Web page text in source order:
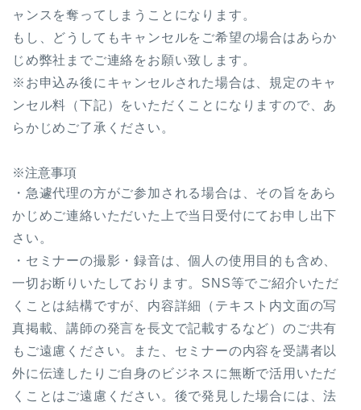
ャンスを奪ってしまうことになります。
もし、どうしてもキャンセルをご希望の場合はあらか
じめ弊社までご連絡をお願い致します。
※お申込み後にキャンセルされた場合は、規定のキャ
ンセル料（下記）をいただくことになりますので、あ
らかじめご了承ください。
※注意事項
・急遽代理の方がご参加される場合は、その旨をあら
かじめご連絡いただいた上で当日受付にてお申し出下
さい。
・セミナーの撮影・録音は、個人の使用目的も含め、
一切お断りいたしております。SNS等でご紹介いただ
くことは結構ですが、内容詳細（テキスト内文面の写
真掲載、講師の発言を長文で記載するなど）のご共有
もご遠慮ください。また、セミナーの内容を受講者以
外に伝達したりご自身のビジネスに無断で活用いただ
くことはご遠慮ください。後で発見した場合には、法